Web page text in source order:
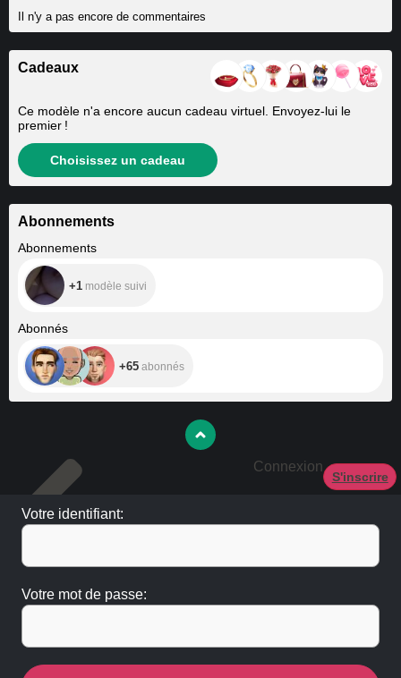
Il n'y a pas encore de commentaires
Cadeaux
Ce modèle n'a encore aucun cadeau virtuel. Envoyez-lui le
premier !
Choisissez un cadeau
Abonnements
Abonnements
+1 modèle suivi
Abonnés
+65 abonnés
Connexion
S'inscrire
Votre identifiant:
Votre mot de passe: